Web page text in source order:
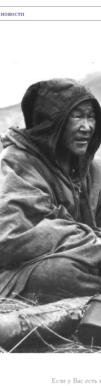
новости
Если у Вас есть